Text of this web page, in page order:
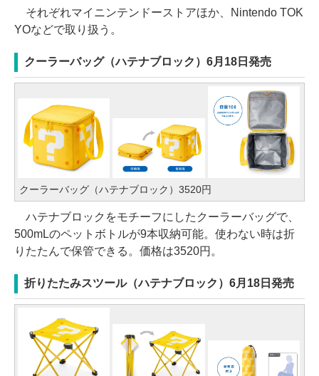
それぞれマイニンテンドーストアほか、Nintendo TOK
YOなどで取り扱う。
クーラーバッグ（ハテナブロック）6月18日発売
クーラーバッグ（ハテナブロック）3520円
ハテナブロックをモチーフにしたクーラーバッグで、
500mLのペットボトルが9本収納可能。使わない時は折
りたたんで保管できる。価格は3520円。
折りたたみスツール（ハテナブロック）6月18日発売